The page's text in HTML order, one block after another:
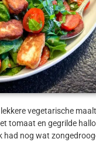
vegetarische
tomaat en gegrilde
had nog wat